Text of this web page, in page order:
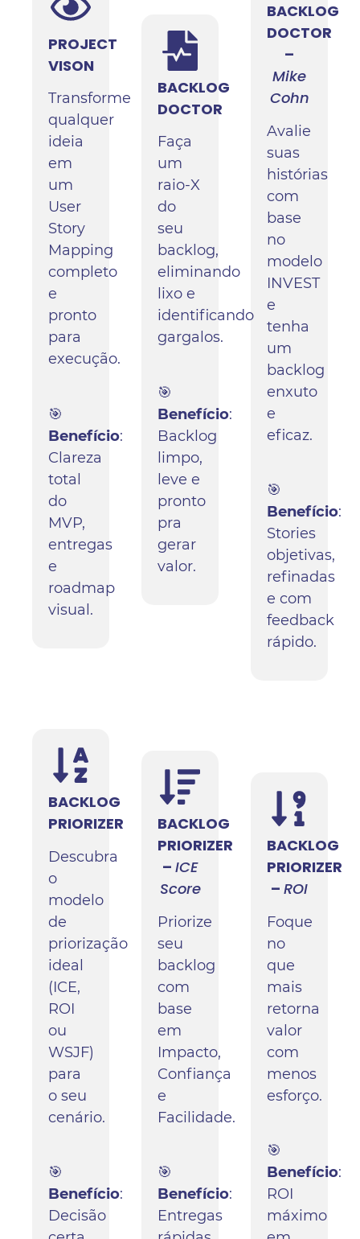
PROJECT
VISON
Transforme
qualquer
ideia
em
um
User
Story
Mapping
completo
e
pronto
para
execução.
🎯
Benefício:
Clareza
total
do
MVP,
entregas
e
roadmap
visual.
BACKLOG
DOCTOR
Faça
um
raio-X
do
seu
backlog,
eliminando
lixo e
identificando
gargalos.
🎯
Benefício:
Backlog
limpo,
leve e
pronto
pra
gerar
valor.
BACKLOG
DOCTOR
–
Mike
Cohn
Avalie
suas
histórias
com
base
no
modelo
INVEST
e
tenha
um
backlog
enxuto
e
eficaz.
🎯
Benefício:
Stories
objetivas,
refinadas
e com
feedback
rápido.
BACKLOG
PRIORIZER
Descubra
o
modelo
de
priorização
ideal
(ICE,
ROI
ou
WSJF)
para
o seu
cenário.
🎯
Benefício:
Decisão
BACKLOG
PRIORIZER
– ICE
Score
Priorize
seu
backlog
com
base
em
Impacto,
Confiança
e
Facilidade.
🎯
Benefício:
Entregas
BACKLOG
PRIORIZER
– ROI
Foque
no
que
mais
retorna
valor
com
menos
esforço.
🎯
Benefício:
ROI
máximo